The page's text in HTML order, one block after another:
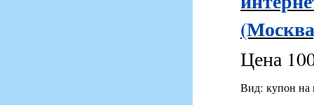
Цена
Вид: купон